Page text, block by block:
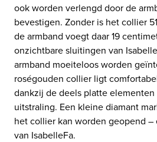
ook worden verlengd door de
bevestigen. Zonder is het collier
de armband voegt daar 19
onzichtbare sluitingen van
armband moeiteloos worden
roségouden collier ligt
dankzij de deels platte
uitstraling. Een kleine diamant
het collier kan worden geopend
van IsabelleFa.